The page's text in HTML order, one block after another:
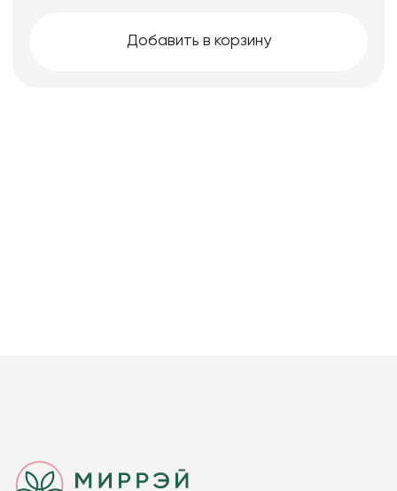
Добавить в корзину